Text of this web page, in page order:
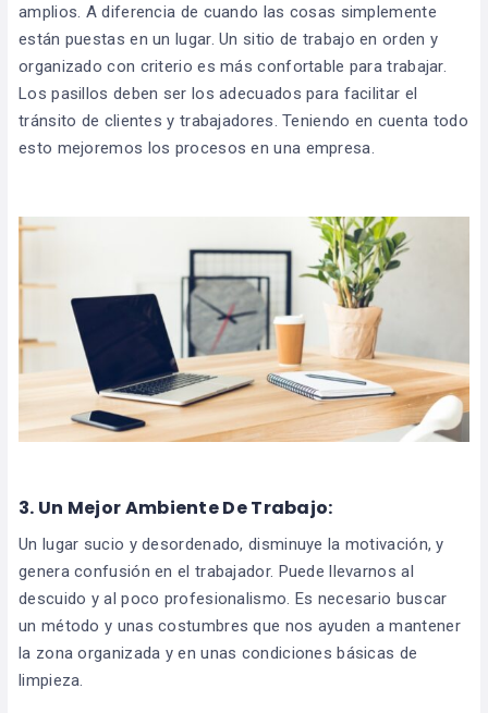
amplios. A diferencia de cuando las cosas simplemente
están puestas en un lugar. Un sitio de trabajo en orden y
organizado con criterio es más confortable para trabajar.
Los pasillos deben ser los adecuados para facilitar el
tránsito de clientes y trabajadores. Teniendo en cuenta todo
esto mejoremos los procesos en una empresa.
3. Un Mejor Ambiente De Trabajo:
Un lugar sucio y desordenado, disminuye la motivación, y
genera confusión en el trabajador. Puede llevarnos al
descuido y al poco profesionalismo. Es necesario buscar
un método y unas costumbres que nos ayuden a mantener
la zona organizada y en unas condiciones básicas de
limpieza.